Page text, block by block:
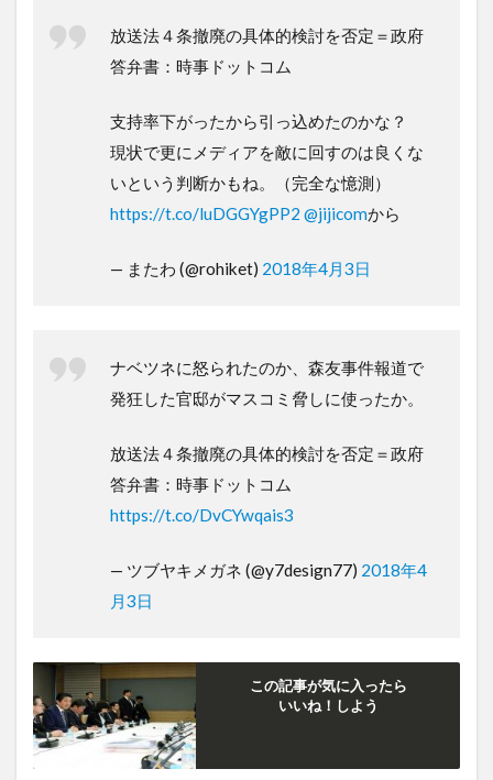
放送法４条撤廃の具体的検討を否定＝政府
答弁書：時事ドットコム
支持率下がったから引っ込めたのかな？
現状で更にメディアを敵に回すのは良くな
いという判断かもね。（完全な憶測）
https://t.co/luDGGYgPP2 @jijicomから
— またわ (@rohiket) 2018年4月3日
ナベツネに怒られたのか、森友事件報道で
発狂した官邸がマスコミ脅しに使ったか。
放送法４条撤廃の具体的検討を否定＝政府
答弁書：時事ドットコム
https://t.co/DvCYwqais3
— ツブヤキメガネ (@y7design77) 2018年4
月3日
この記事が気に入ったら
いいね！しよう